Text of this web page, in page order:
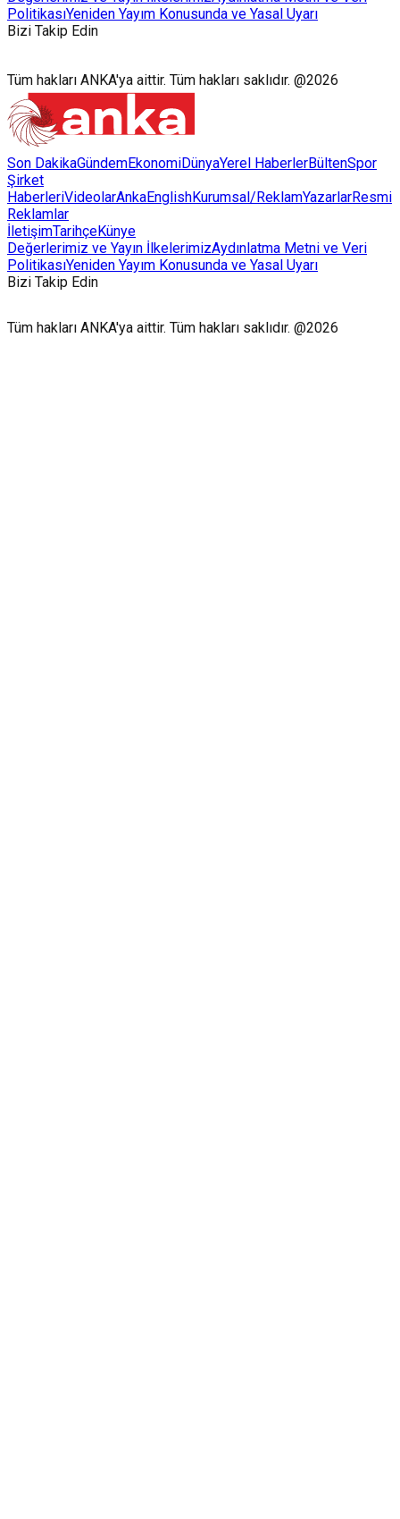
PolitikasıYeniden Yayım Konusunda ve Yasal Uyarı
Bizi Takip Edin
Tüm hakları ANKA'ya aittir. Tüm hakları saklıdır. @2026
Son DakikaGündemEkonomiDünyaYerel HaberlerBültenSpor
Şirket
HaberleriVideolarAnkaEnglishKurumsal/ReklamYazarlarResmi
Reklamlar
İletişimTarihçeKünye
Değerlerimiz ve Yayın İlkelerimizAydınlatma Metni ve Veri
PolitikasıYeniden Yayım Konusunda ve Yasal Uyarı
Bizi Takip Edin
Tüm hakları ANKA'ya aittir. Tüm hakları saklıdır. @2026